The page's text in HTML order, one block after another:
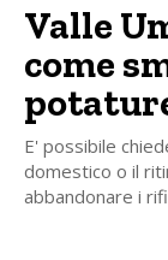
Valle
come
E' possibile
domestico o il
abbandonare i